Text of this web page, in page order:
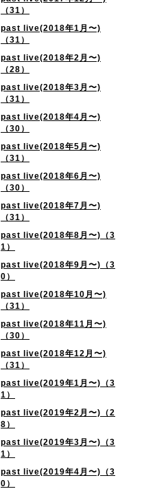
（31）
past live(2018年1月〜)
（31）
past live(2018年2月〜)
（28）
past live(2018年3月〜)
（31）
past live(2018年4月〜)
（30）
past live(2018年5月〜)
（31）
past live(2018年6月〜)
（30）
past live(2018年7月〜)
（31）
past live(2018年8月〜)（3
1）
past live(2018年9月〜)（3
0）
past live(2018年10月〜)
（31）
past live(2018年11月〜)
（30）
past live(2018年12月〜)
（31）
past live(2019年1月〜)（3
1）
past live(2019年2月〜)（2
8）
past live(2019年3月〜)（3
1）
past live(2019年4月〜)（3
0）